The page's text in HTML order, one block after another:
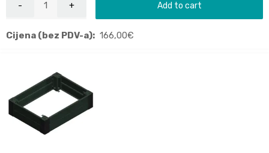
Add to cart
Cijena (bez PDV-a): 166,00€